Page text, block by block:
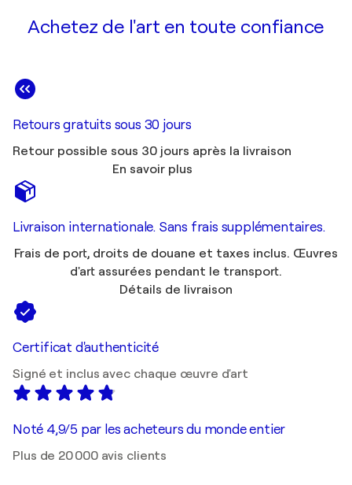
Achetez de l'art en toute confiance
Retours gratuits sous 30 jours
Retour possible sous 30 jours après la livraison
En savoir plus
Livraison internationale. Sans frais supplémentaires.
Frais de port, droits de douane et taxes inclus. Œuvres
d'art assurées pendant le transport.
Détails de livraison
Certificat d'authenticité
Signé et inclus avec chaque œuvre d'art
Noté 4,9/5 par les acheteurs du monde entier
Plus de 20 000 avis clients